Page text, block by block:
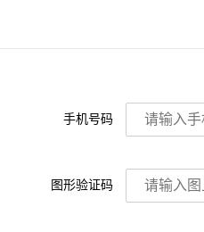
手机号码
图形验证码